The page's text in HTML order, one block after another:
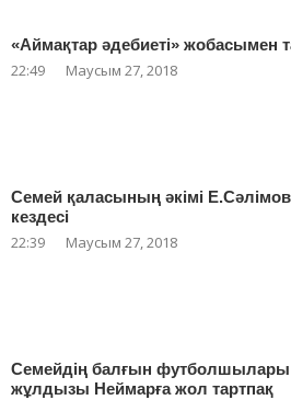
«Аймақтар әдебиеті» жобасымен
22:49 Маусым 27, 2018
Семей қаласының әкімі
кездесі
22:39 Маусым 27, 2018
Семейдің балғын
жұлдызы Неймарға жол тартпақ